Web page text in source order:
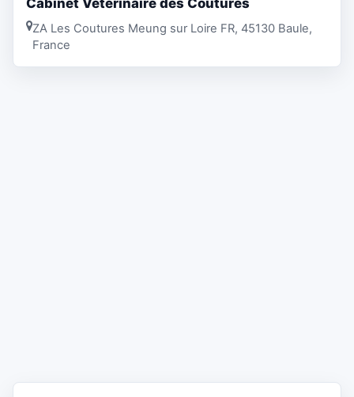
Cabinet Vétérinaire des Coutures
ZA Les Coutures Meung sur Loire FR, 45130 Baule,
France